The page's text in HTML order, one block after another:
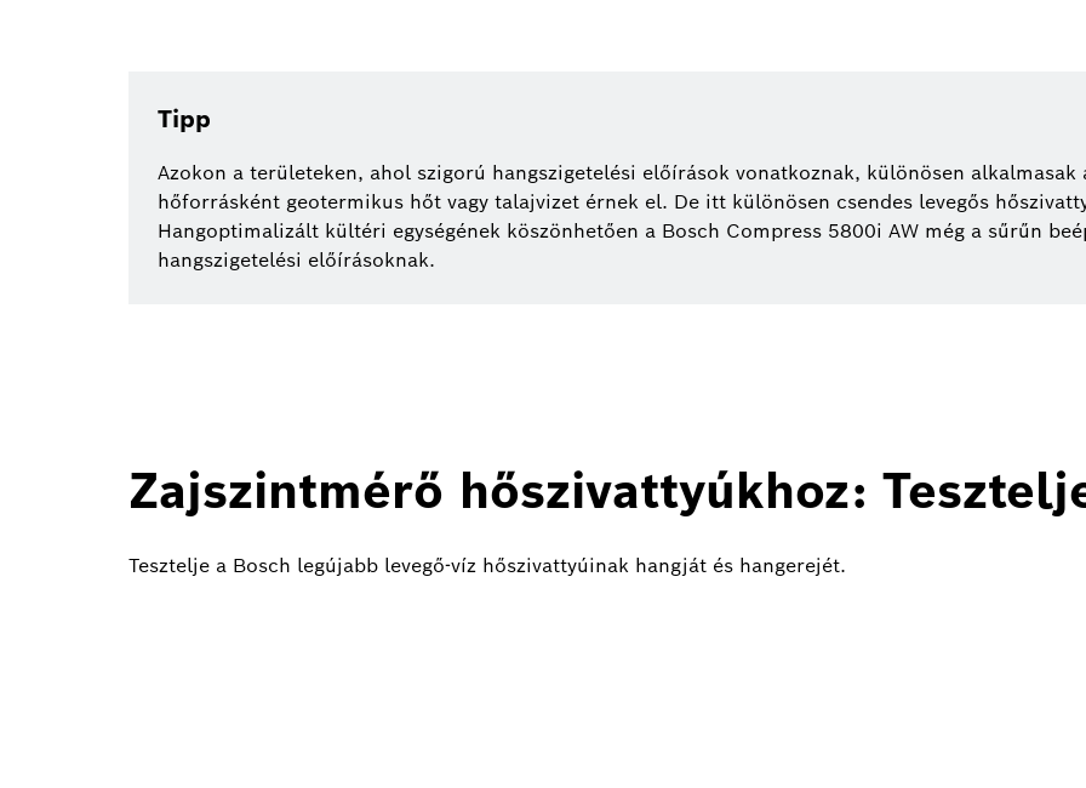
Tipp
Azokon a területeken, ahol szigorú hangszigetelési előírások vonatkoznak, különösen alkalmasak
hőforrásként geotermikus hőt vagy talajvizet érnek el. De itt különösen csendes levegős
Hangoptimalizált kültéri egységének köszönhetően a Bosch Compress 5800i AW még a sűrűn
hangszigetelési előírásoknak.
Zajszintmérő hőszivattyúkhoz:
Tesztelje a Bosch legújabb levegő-víz hőszivattyúinak hangját és hangerejét.